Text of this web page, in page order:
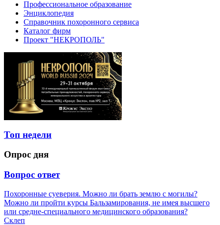
Профессиональное образование
Энциклопедия
Справочник похоронного сервиса
Каталог фирм
Проект "НЕКРОПОЛЬ"
Топ недели
Опрос дня
Вопрос ответ
Похоронные суеверия. Можно ли брать землю с могилы?
Можно ли пройти курсы Бальзамирования, не имея высшего
или средне-специального медицинского образования?
Склеп